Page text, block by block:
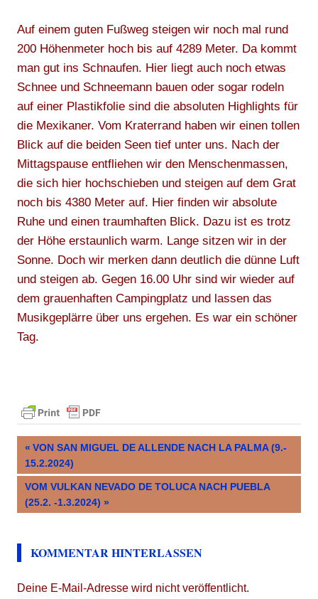
Auf einem guten Fußweg steigen wir noch mal rund
200 Höhenmeter hoch bis auf 4289 Meter. Da kommt
man gut ins Schnaufen. Hier liegt auch noch etwas
Schnee und Schneemann bauen oder sogar rodeln
auf einer Plastikfolie sind die absoluten Highlights für
die Mexikaner. Vom Kraterrand haben wir einen tollen
Blick auf die beiden Seen tief unter uns. Nach der
Mittagspause entfliehen wir den Menschenmassen,
die sich hier hochschieben und steigen auf dem Grat
noch bis 4380 Meter auf. Hier finden wir absolute
Ruhe und einen traumhaften Blick. Dazu ist es trotz
der Höhe erstaunlich warm. Lange sitzen wir in der
Sonne. Doch wir merken dann deutlich die dünne Luft
und steigen ab. Gegen 16.00 Uhr sind wir wieder auf
dem grauenhaften Campingplatz und lassen das
Musikgeplärre über uns ergehen. Es war ein schöner
Tag.
Beitragsnavigation
VORHERIGER
BEITRAG:
VON SAN MIGUEL DE ALLENDE NACH LA PALMA (9.-
15.2.2024)
NÄCHSTER
BEITRAG:
VOM VULKAN NEVADO DE TOLUCA NACH PUEBLA
(25.2. -1.3.2024)
KOMMENTAR HINTERLASSEN
Deine E-Mail-Adresse wird nicht veröffentlicht.